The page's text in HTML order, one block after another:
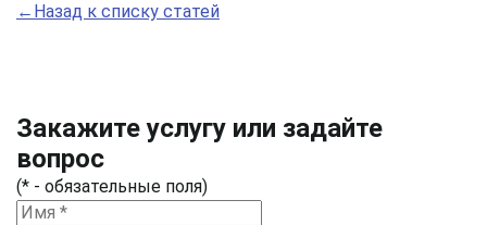
←Назад к списку статей
Закажите услугу или задайте
вопрос
(* - обязательные поля)